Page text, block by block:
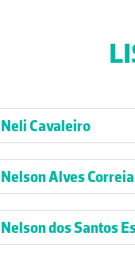
Neli Cavaleiro
Nelson Alves Correia
Nelson dos Santos